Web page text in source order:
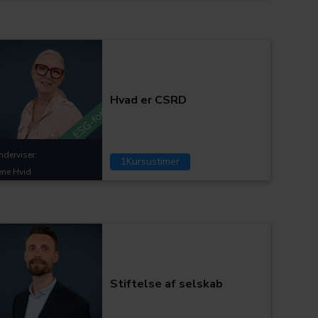
Hvad er CSRD
1Kursustimer
Hvid
Stiftelse af selskab